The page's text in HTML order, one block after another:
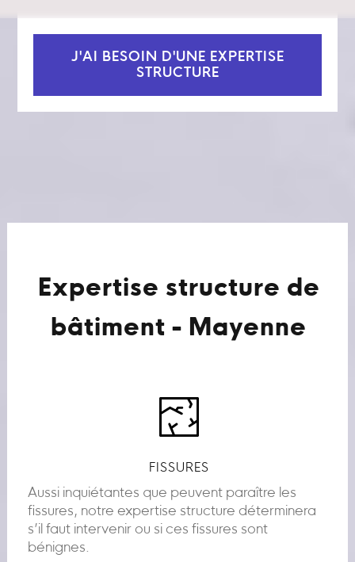
J'AI BESOIN D'UNE EXPERTISE
STRUCTURE
Expertise structure de
bâtiment - Mayenne
FISSURES
Aussi inquiétantes que peuvent paraître les
fissures, notre expertise structure déterminera
s’il faut intervenir ou si ces fissures sont
bénignes.